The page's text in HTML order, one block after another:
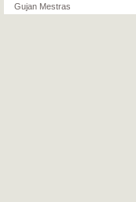
Gujan Mestras